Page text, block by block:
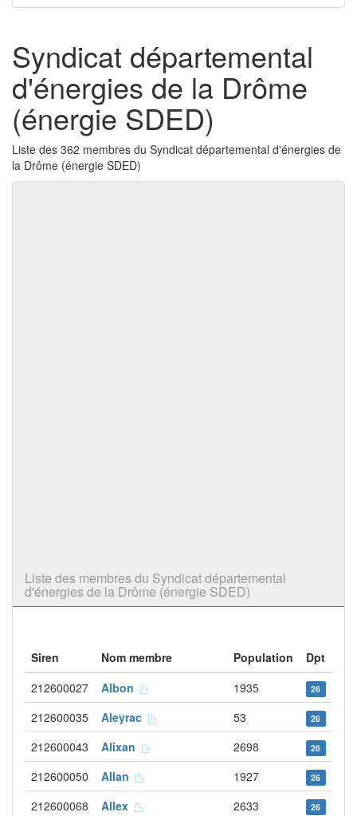
Syndicat départemental
d'énergies de la Drôme
(énergie SDED)
Liste des 362 membres du Syndicat départemental d'énergies de
la Drôme (énergie SDED)
Liste des membres du Syndicat départemental
d'énergies de la Drôme (énergie SDED)
Siren Nom membre Population
Dpt
212600027
Albon 1935 26
212600035 Aleyrac 53 26
212600043 Alixan 2698 26
212600050 Allan 1927 26
212600068 Allex 2633 26